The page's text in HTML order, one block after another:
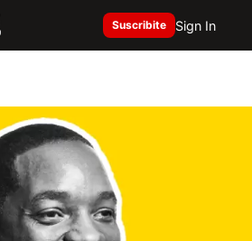
Suscribite Sign In